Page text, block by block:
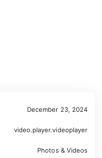
December 23, 2024
video.player.videoplayer
Photos & Videos